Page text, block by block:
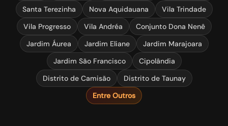
Santa Terezinha
Nova Aquidauana
Vila Trindade
Vila Progresso
Vila Andréa
Conjunto Dona Nenê
Jardim Áurea
Jardim Eliane
Jardim Marajoara
Jardim São Francisco
Cipolândia
Distrito de Camisão
Distrito de Taunay
Entre Outros